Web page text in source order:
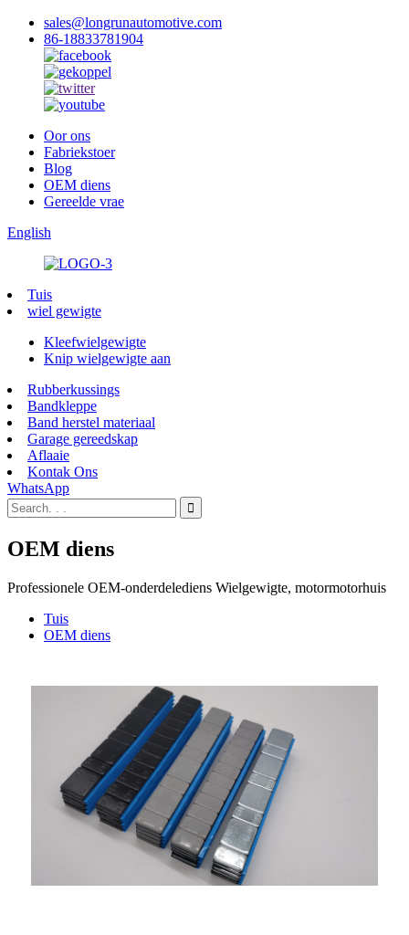
sales@longrunautomotive.com
86-18833781904
Oor ons
Fabriekstoer
Blog
OEM diens
Gereelde vrae
English
Tuis
wiel gewigte
Kleefwielgewigte
Knip wielgewigte aan
Rubberkussings
Bandkleppe
Band herstel materiaal
Garage gereedskap
Aflaaie
Kontak Ons
WhatsApp
OEM diens
Professionele OEM-onderdelediens Wielgewigte, motormotorhuis
Tuis
OEM diens